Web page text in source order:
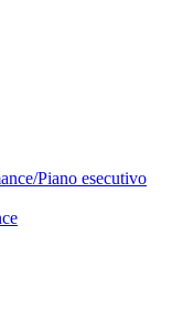
Piano esecutivo